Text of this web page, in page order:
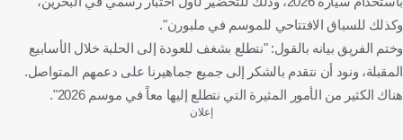
وكذلك للسباق الافتتاحي للموسم في ملبورن".
وختم الفريق بيانه بالقول: "نتطلع بشغف للعودة إلى الحلبة خلال الأسابيع
المقبلة، ونود أن نتقدم بالشكر إلى جميع جماهيرنا على دعمهم المتواصل.
هناك الكثير من الأمور المثيرة التي نتطلع إليها معاً في موسم 2026".
إعلان